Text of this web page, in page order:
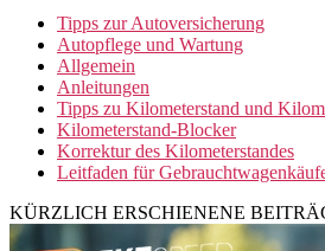
Tipps zur Autoversicherung
Autopflege und Wartung
Allgemein
Anleitungen
Tipps zu Kilometerstand und
Kilometerstand-Blocker
Korrektur des Kilometerstandes
Leitfaden für
KÜRZLICH ERSCHIENENE